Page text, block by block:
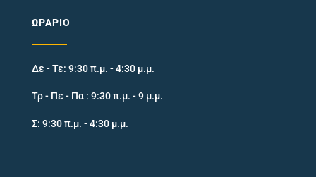
ΩΡΆΡΙΟ
Δε - Τε: 9:30 π.μ. - 4:30 μ.μ.
Τρ - Πε - Πα : 9:30 π.μ. - 9 μ.μ.
Σ: 9:30 π.μ. - 4:30 μ.μ.